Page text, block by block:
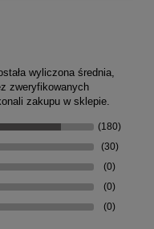
wyliczona średnia,
zweryfikowanych
zakupu w sklepie.
(180)
(30)
(0)
(0)
(0)